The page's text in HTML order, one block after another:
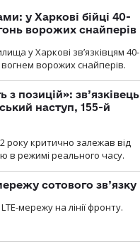
у Харкові бійці 40-
ворожих снайперів
у Харкові зв’язківцям 40-
ворожих снайперів.
позицій»: зв’язківець
наступ, 155-й
року критично залежав від
в режимі реального часу.
сотового зв’язку
мережу на лінії фронту.